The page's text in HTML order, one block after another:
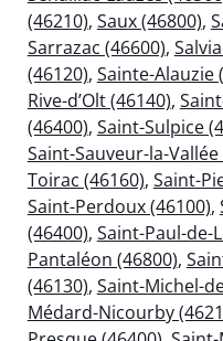
(46210), Saux (46800),
Sarrazac (46600),
(46120), Sainte-Alauzie
Rive-d’Olt (46140),
(46400), Saint-Sulpice
Saint-Sauveur-la-Vallée
Toirac (46160), Saint-
Saint-Perdoux (46100),
(46400), Saint-Paul-de-
Pantaléon (46800),
(46130), Saint-Michel-
Médard-Nicourby